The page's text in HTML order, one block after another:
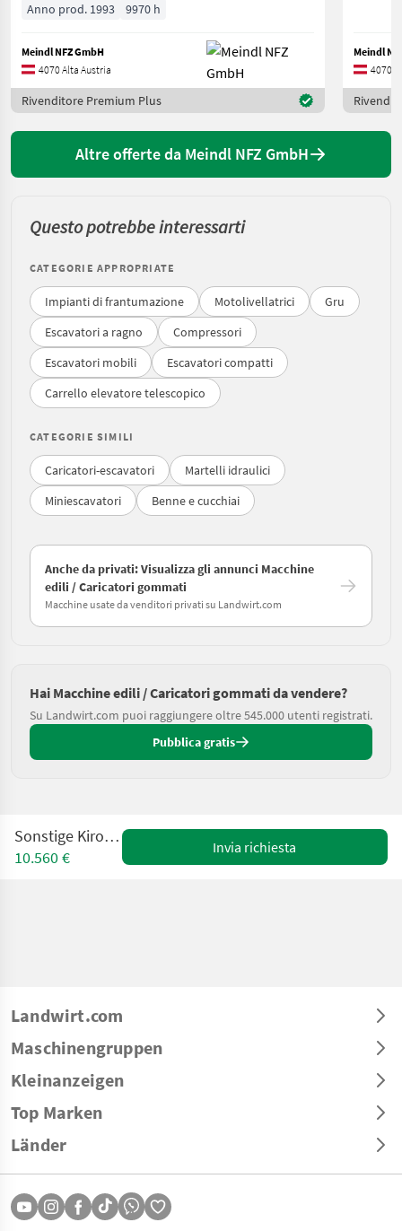
Anno prod. 1993 9970 h
Meindl NFZ GmbH
4070 Alta Austria
Rivenditore Premium Plus
Meindl
4070
Altre offerte da Meindl NFZ GmbH
Questo potrebbe interessarti
CATEGORIE APPROPRIATE
Impianti di frantumazione Motolivellatrici
Gru
Escavatori a ragno
Compressori
Escavatori mobili
Escavatori compatti
Carrello elevatore telescopico
CATEGORIE SIMILI
Caricatori-escavatori
Martelli idraulici
Miniescavatori
Benne e cucchiai
Anche da privati: Visualizza gli annunci Macchine
edili / Caricatori gommati
Macchine usate da venditori privati su Landwirt.com
Hai Macchine edili / Caricatori gommati da vendere?
Su Landwirt.com puoi raggiungere oltre 545.000 utenti registrati.
Pubblica gratis
Sonstige Kirovets K701
10.560 €
Invia richiesta
Landwirt.com
Maschinengruppen
Kleinanzeigen
Top Marken
Länder